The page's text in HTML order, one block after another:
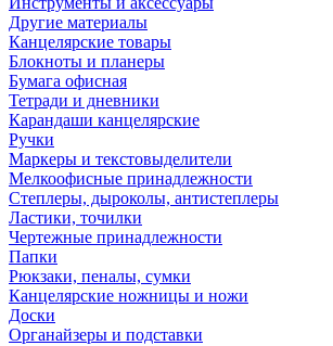
Другие материалы
Канцелярские товары
Блокноты и планеры
Бумага офисная
Тетради и дневники
Карандаши канцелярские
Ручки
Маркеры и текстовыделители
Мелкоофисные принадлежности
Степлеры, дыроколы, антистеплеры
Ластики, точилки
Чертежные принадлежности
Папки
Рюкзаки, пеналы, сумки
Канцелярские ножницы и ножи
Доски
Органайзеры и подставки